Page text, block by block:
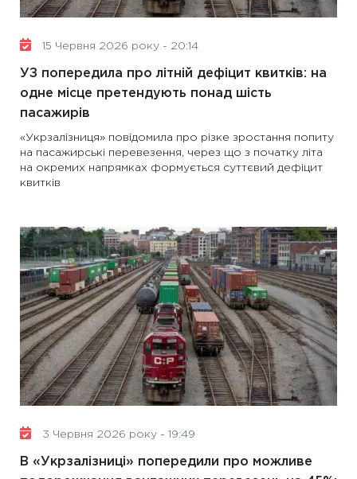
15 Червня 2026 року - 20:14
УЗ попередила про літній дефіцит квитків: на
одне місце претендують понад шість
пасажирів
«Укрзалізниця» повідомила про різке зростання попиту
на пасажирські перевезення, через що з початку літа
на окремих напрямках формується суттєвий дефіцит
квитків
3 Червня 2026 року - 19:49
В «Укрзалізниці» попередили про можливе